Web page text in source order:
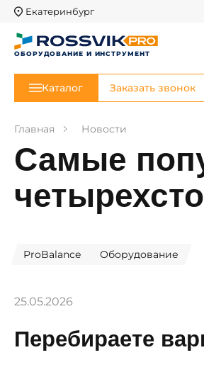
Екатеринбург
ОБОРУДОВАНИЕ И ИНСТРУМЕНТ
Каталог Заказать звонок
Главная Новости
Самые
ProBalance Оборудование
25.05.2026
Перебираете